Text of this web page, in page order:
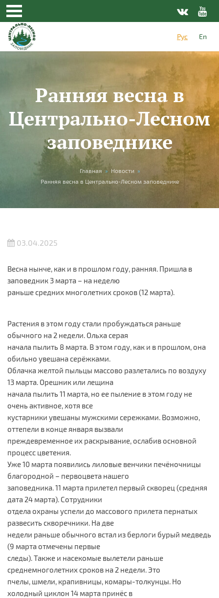
Перейти к основному содержанию
Рус
En
Ранняя весна в
Центрально-Лесном
заповеднике
Вы здесь Главная » Новости »
Ранняя весна в Центрально-Лесном заповеднике
03.04.2025
Весна нынче, как и в прошлом году, ранняя. Пришла в
заповедник 3 марта – на неделю
раньше средних многолетних сроков (12 марта).
Растения в этом году стали пробуждаться раньше
обычного на 2 недели. Ольха серая
начала пылить 8 марта. В этом году, как и в прошлом, она
обильно увешана серёжками.
Облачка желтой пыльцы массово разлетались по воздуху
13 марта. Орешник или лещина
начала пылить 11 марта, но ее пыление в этом году не
очень активное, хотя все
кустарники увешаны мужскими сережками. Возможно,
оттепели в конце января вызвали
преждевременное их раскрывание, ослабив основной
процесс цветения.
Уже 10 марта появились лиловые венчики печёночницы
благородной – первоцвета нашего
заповедника. 11 марта прилетел первый скворец (средняя
дата 24 марта). Сотрудники
отдела охраны успели до массового прилета пернатых
развесить скворечники. На две
недели раньше обычного встал из берлоги бурый медведь
(9 марта отмечены первые
следы). Также и насекомые вылетели раньше
среднемноголетних сроков на 2 недели. Это
пчелы, шмели, крапивницы, комары-толкунцы. Но
холодный циклон 14 марта принёс в